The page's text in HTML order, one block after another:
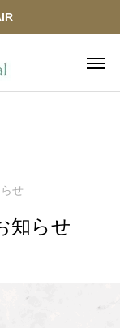
せ
知らせ